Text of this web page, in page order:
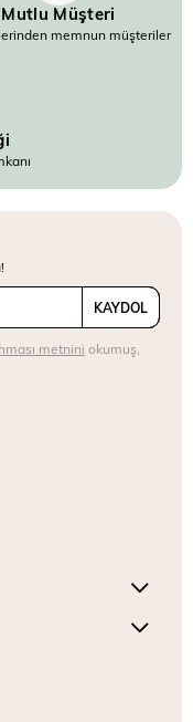
Mutlu Müşteri
memnun müşteriler
KAYDOL
metnini okumuş,